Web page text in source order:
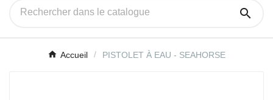

Accueil PISTOLET À EAU - SEAHORSE